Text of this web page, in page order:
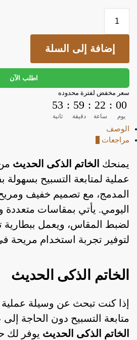
إضافة إلى السلة
اطلب الآن
سعر مخفض لفترة محدوده
00
يوم
:
22
ساعة
:
59
دقيقة
:
53
ثانية
الوصف
مراجعات
يمنحك الخاتم الذكى الحديث
عملية لمتابعة التسبيح
المدمج، مع تصميم خفيف
اليومي. يأتي بمقاسات متعددة
لضبط المقاس، ويعمل ببطارية
لتوفير تجربة استخدام
الخاتم الذكى الحديث
إذا كنت تبحث عن وسيلة
متابعة التسبيح دون الحاجة
الخاتم الذكى الحديث يوفر لك